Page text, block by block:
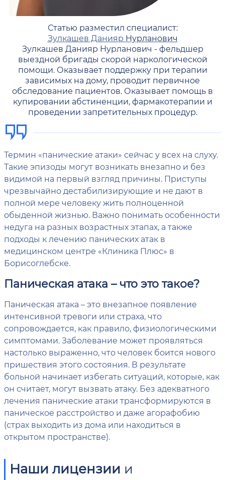
Статью разместил специалист:
Зулкашев Данияр Нурланович
Зулкашев Данияр Нурланович - фельдшер
выездной бригады скорой наркологической
помощи. Оказывает поддержку при терапии
зависимых на дому, проводит первичное
обследование пациентов. Оказывает помощь в
купировании абстиненции, фармакотерапии и
проведении запретительных процедур.
Термин «панические атаки» сейчас у всех на слуху.
Такие эпизоды могут возникать внезапно и без
видимой на первый взгляд причины. Приступы
чрезвычайно дестабилизирующие и не дают в
полной мере человеку жить полноценной
обыденной жизнью. Важно понимать особенности
недуга на разных возрастных этапах, а также
подходы к лечению панических атак в
медицинском центре «Клиника Плюс» в
Борисоглебске.
Паническая атака – что это такое?
Паническая атака – это внезапное появление
интенсивной тревоги или страха, что
сопровождается, как правило, физиологическими
симптомами. Заболевание может проявляться
настолько выраженно, что человек боится нового
пришествия этого состояния. В результате
больной начинает избегать ситуаций, которые, как
он считает, могут вызвать атаку. Без адекватного
лечения панические атаки трансформируются в
паническое расстройство и даже агорафобию
(страх выходить из дома или находиться в
открытом пространстве).
Наши лицензии и